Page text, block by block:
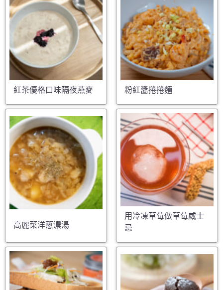
紅茶優格口味隔夜燕麥 粉紅醬捲捲麵
高麗菜洋蔥濃湯
用冷凍草莓做草莓威士
忌